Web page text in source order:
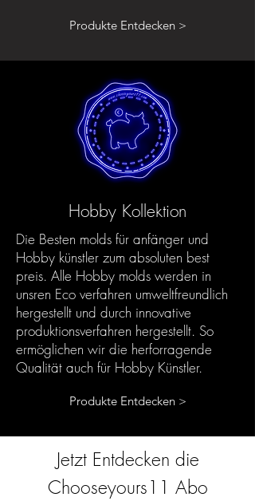
Produkte Entdecken >
Hobby Kollektion
Die Besten molds für anfänger und
Hobby künstler zum absoluten best
preis. Alle Hobby molds werden in
unsren Eco verfahren umweltfreundlich
hergestellt und durch innovative
produktionsverfahren hergestellt. So
ermöglichen wir die herforragende
Qualität auch für Hobby Künstler.
Produkte Entdecken >
Jetzt Entdecken die
Chooseyours11 Abo